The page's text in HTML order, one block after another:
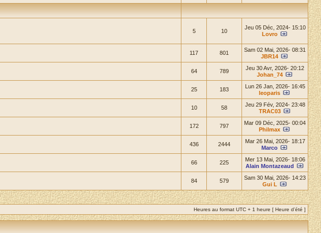
5 10
Jeu 05 Déc, 2024- 15:10
Lovro
117 801
Sam 02 Mai, 2026- 08:31
JBR14
64 789
Jeu 30 Avr, 2026- 20:12
Johan_74
25 183
Lun 26 Jan, 2026- 16:45
leoparis
10 58
Jeu 29 Fév, 2024- 23:48
TRAC03
172 797
Mar 09 Déc, 2025- 00:04
Philmax
436 2444
Mar 26 Mai, 2026- 18:17
Marco
66 225
Mer 13 Mai, 2026- 18:06
Alain Montazeaud
84 579
Sam 30 Mai, 2026- 14:23
Gui L
Heures au format UTC + 1 heure [ Heure d’été ]